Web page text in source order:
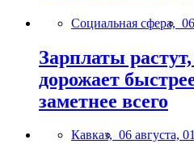
Социальная сфера,
Зарплаты
дорожает
заметнее всего
Кавказ, 06 августа,